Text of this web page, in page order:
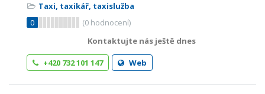
Taxi, taxikář, taxislužba
0
(0 hodnocení)
Kontaktujte nás ještě dnes
+420 732 101 147 Web